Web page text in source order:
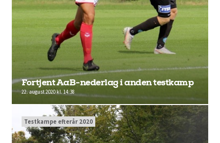
Fortjent AaB-nederlag i anden testkamp
22. august 2020 kl. 14:38
Testkampe efterår 2020